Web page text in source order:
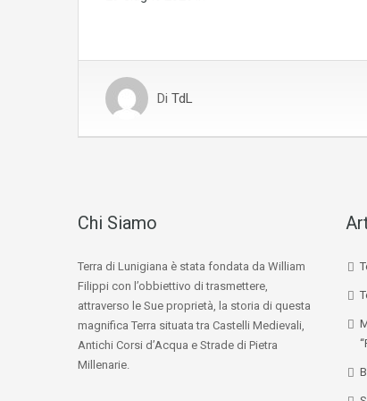
Di TdL
Chi Siamo
Terra di Lunigiana è stata fondata da William
Filippi con l’obbiettivo di trasmettere,
attraverso le Sue proprietà, la storia di questa
magnifica Terra situata tra Castelli Medievali,
Antichi Corsi d’Acqua e Strade di Pietra
Millenarie.